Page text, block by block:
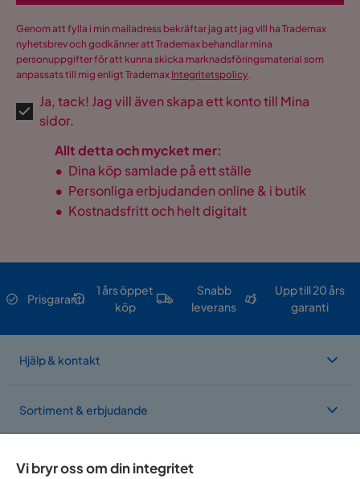
Genom att fylla i min mailadress bekräftar jag att jag vill ha Trademax
nyhetsbrev och godkänner att Trademax behandlar mina
personuppgifter för att kunna skicka marknadsföringsmaterial som
anpassats till mig enligt Trademax Integritetspolicy.
Ja, tack! Jag vill även skapa ett konto till Mina
sidor.
Allt detta och mycket mer:
• Dina köp samlade på ett ställe
• Personliga erbjudanden online & i butik
• Kostnadsfritt och helt digitalt
Prisgaranti
1 års öppet
köp
Snabb
leverans
Upp till 20 års
garanti
Hjälp & kontakt
Sortiment & erbjudande
Om Trademax
Vi bryr oss om din integritet